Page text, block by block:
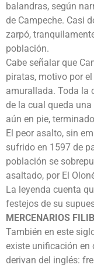
balandras, según
de Campeche. Casi
zarpó,
población.
Cabe señalar que
piratas, motivo por
amurallada. Toda la
de la cual queda
aún en pie,
El peor asalto, sin
sufrido en 1597 de
población se
asaltado, por El
La leyenda cuenta
festejos de su
MERCENARIOS
También en este
existe unificación en
derivan del inglés: